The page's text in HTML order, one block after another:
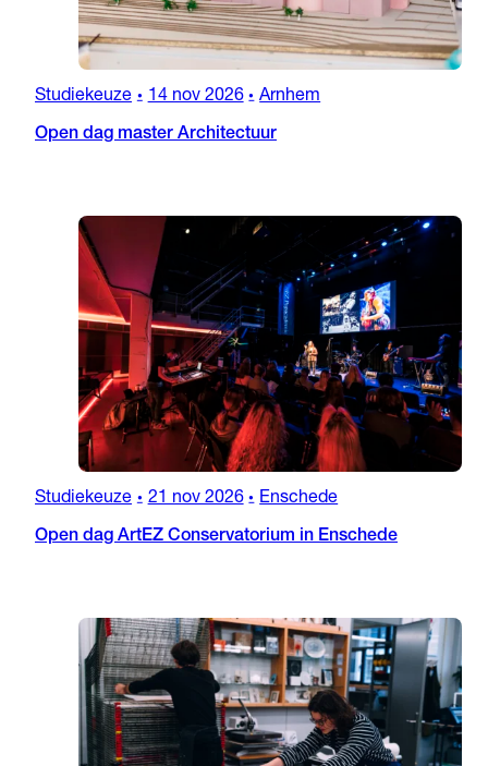
Studiekeuze • 14 nov 2026 • Arnhem
Open dag master Architectuur
Studiekeuze • 21 nov 2026 • Enschede
Open dag ArtEZ Conservatorium in Enschede